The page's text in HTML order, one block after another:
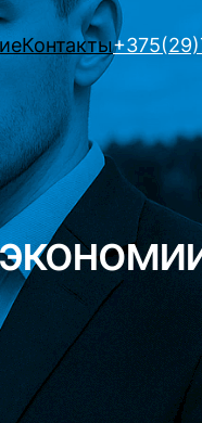
Контакты